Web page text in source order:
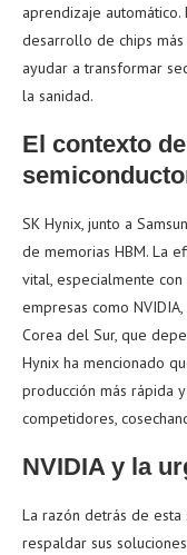
aprendizaje
desarrollo de chips
ayudar a transformar
la sanidad.
El contexto
SK Hynix, junto a
de memorias HBM. La
vital, especialmente
empresas como
Corea del Sur, que
Hynix ha mencionado
producción más rápida
competidores,
NVIDIA y la
La razón detrás de esta
respaldar sus